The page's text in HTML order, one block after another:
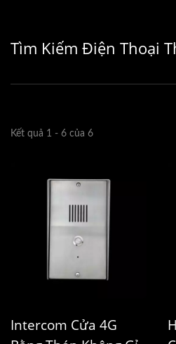
Tìm Kiếm Điện Thoại
Kết quả 1 - 6 của 6
Intercom Cửa 4G